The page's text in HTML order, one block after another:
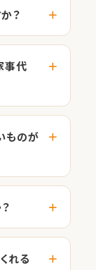
？
事代
ものが
れる